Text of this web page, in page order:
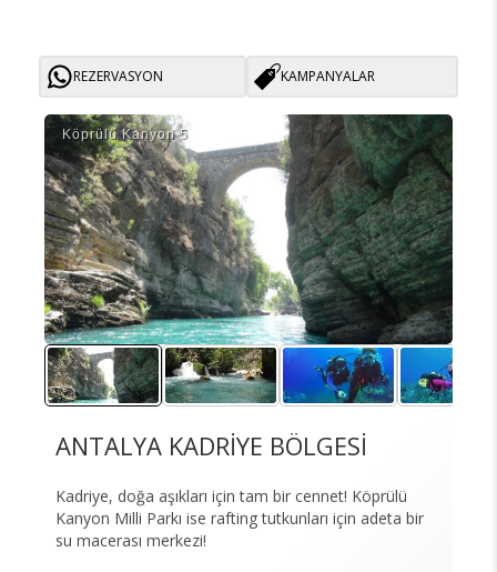
REZERVASYON KAMPANYALAR
Köprülü Kanyon 5
ANTALYA KADRİYE BÖLGESİ
Kadriye, doğa aşıkları için tam bir cennet! Köprülü
Kanyon Milli Parkı ise rafting tutkunları için adeta bir
su macerası merkezi!